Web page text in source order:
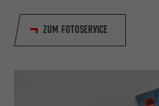
ZUM FOTOSERVICE
Anbieter Google
Laufzeit 1 Tag
Registriert
wird, um